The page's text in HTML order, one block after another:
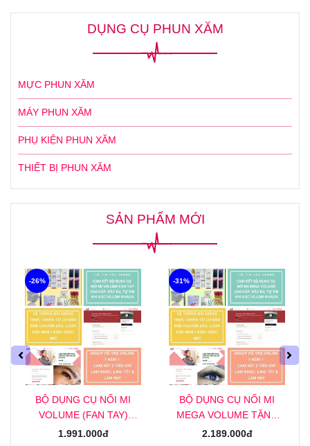
DỤNG CỤ PHUN XĂM
MỰC PHUN XĂM
MÁY PHUN XĂM
PHỤ KIỆN PHUN XĂM
THIẾT BỊ PHUN XĂM
SẢN PHẨM MỚI
BỘ DỤNG CỤ NỐI MI
VOLUME (FAN TAY)
TẶNG KHOÁ HỌC NỐI MI
1.991.000đ
-26%
BỘ DỤNG CỤ NỐI MI
MEGA VOLUME TẶNG
KHOÁ HỌC NỐI MI MEGA
2.189.000đ
-31%